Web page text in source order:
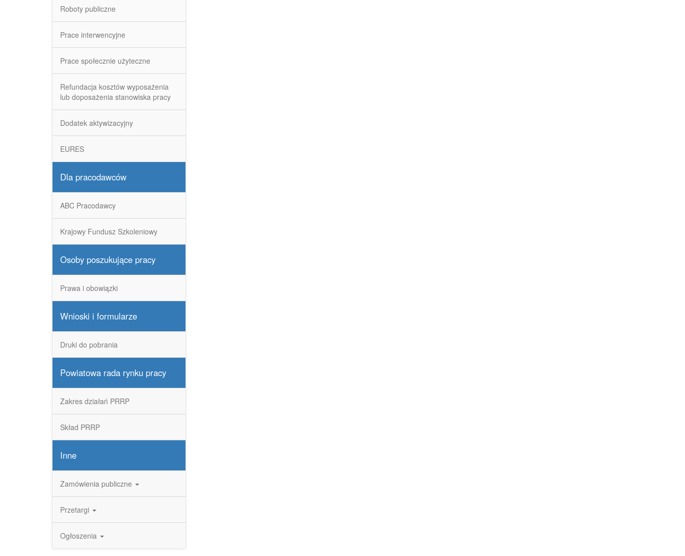
Roboty publiczne
Prace interwencyjne
Prace społecznie użyteczne
Refundacja kosztów wyposażenia
lub doposażenia stanowiska pracy
Dodatek aktywizacyjny
EURES
Dla pracodawców
ABC Pracodawcy
Krajowy Fundusz Szkoleniowy
Osoby poszukujące pracy
Prawa i obowiązki
Wnioski i formularze
Druki do pobrania
Powiatowa rada rynku pracy
Zakres działań PRRP
Skład PRRP
Inne
Zamówienia publiczne
Przetargi
Ogłoszenia